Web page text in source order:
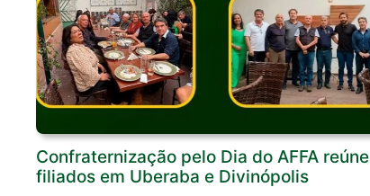
Confraternização pelo Dia do AFFA reúne
filiados em Uberaba e Divinópolis